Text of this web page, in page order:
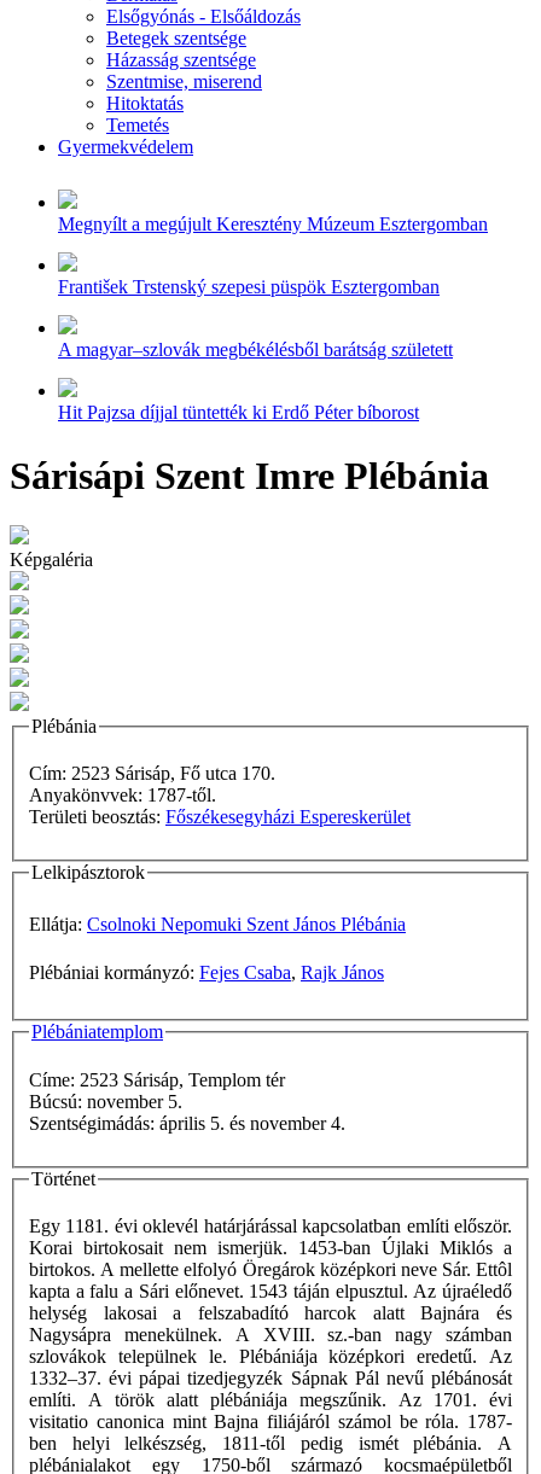
Elsőgyónás - Elsőáldozás
Betegek szentsége
Házasság szentsége
Szentmise, miserend
Hitoktatás
Temetés
Gyermekvédelem
Megnyílt a megújult Keresztény Múzeum Esztergomban
František Trstenský szepesi püspök Esztergomban
A magyar–szlovák megbékélésből barátság született
Hit Pajzsa díjjal tüntették ki Erdő Péter bíborost
Sárisápi Szent Imre Plébánia
Képgaléria
Plébánia
Cím: 2523 Sárisáp, Fő utca 170.
Anyakönvvek: 1787-től.
Területi beosztás: Főszékesegyházi Espereskerület
Lelkipásztorok
Ellátja: Csolnoki Nepomuki Szent János Plébánia
Plébániai kormányzó: Fejes Csaba, Rajk János
Plébániatemplom
Címe: 2523 Sárisáp, Templom tér
Búcsú: november 5.
Szentségimádás: április 5. és november 4.
Történet
Egy 1181. évi oklevél határjárással kapcsolatban említi először.
Korai birtokosait nem ismerjük. 1453-ban Újlaki Miklós a
birtokos. A mellette elfolyó Öregárok középkori neve Sár. Ettôl
kapta a falu a Sári előnevet. 1543 táján elpusztul. Az újraéledő
helység lakosai a felszabadító harcok alatt Bajnára és
Nagysápra menekülnek. A XVIII. sz.-ban nagy számban
szlovákok települnek le. Plébániája középkori eredetű. Az
1332–37. évi pápai tizedjegyzék Sápnak Pál nevű plébánosát
említi. A török alatt plébániája megszűnik. Az 1701. évi
visitatio canonica mint Bajna filiájáról számol be róla. 1787-
ben helyi lelkészség, 1811-től pedig ismét plébánia. A
plébánialakot egy 1750-ből származó kocsmaépületből